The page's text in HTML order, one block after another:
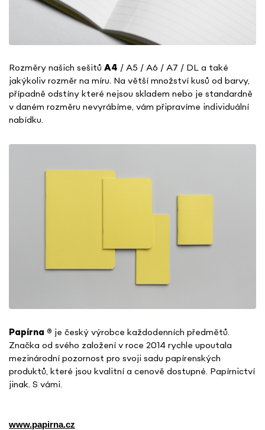
Rozměry našich sešitů A4 / A5 / A6 / A7 / DL a také
jakýkoliv rozměr na míru. Na větší množství kusů od barvy,
případně odstíny které nejsou skladem nebo je standardně
v daném rozměru nevyrábíme, vám připravíme individuální
nabídku.
Papírna ® je český výrobce každodenních předmětů.
Značka od svého založení v roce 2014 rychle upoutala
mezinárodní pozornost pro svoji sadu papírenských
produktů, které jsou kvalitní a cenově dostupné. Papírnictví
jinak. S vámi.
www.papirna.cz